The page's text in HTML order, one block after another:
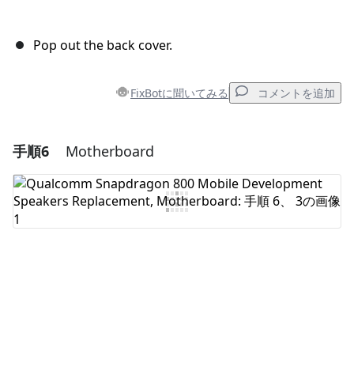
Pop out the back cover.
FixBotに聞いてみる コメントを追加
コメントを追加
コメントを追加
手順6 Motherboard